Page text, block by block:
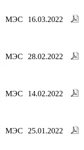
МЭС 16.03.2022
МЭС 28.02.2022
МЭС 14.02.2022
МЭС 25.01.2022